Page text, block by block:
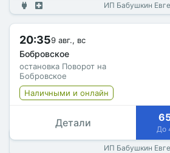
ИП Бабушкин
20:359 авг., вс
Бобровское
остановка Поворот на
Бобровское
Наличными и онлайн
Детали
До
ИП Бабушкин